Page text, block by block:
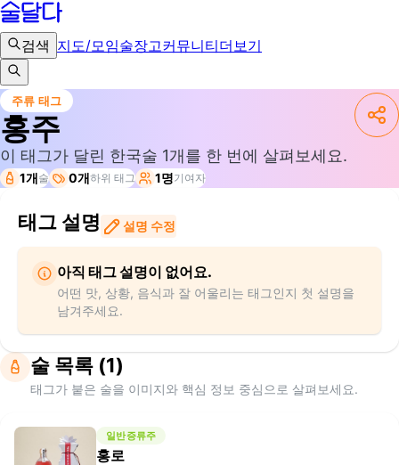
검색 지도/모임술장고커뮤니티더보기
주류 태그
홍주
이 태그가 달린 한국술 1개를 한 번에 살펴보세요.
1개술 0개하위 태그 1명기여자
태그 설명 설명 수정
아직 태그 설명이 없어요.
어떤 맛, 상황, 음식과 잘 어울리는 태그인지 첫 설명을
남겨주세요.
술 목록 (1)
태그가 붙은 술을 이미지와 핵심 정보 중심으로 살펴보세요.
일반증류주
홍로